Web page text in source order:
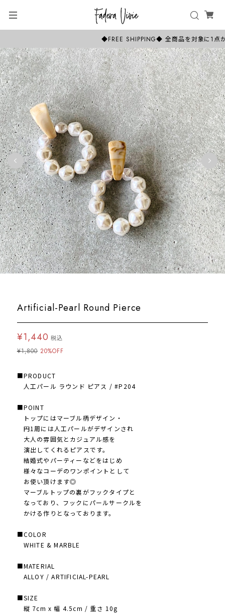
◆FREE SHIPPING◆ 全商品を対象に1点
Artificial-Pearl Round Pierce
¥1,440 税込
¥1,800 20%OFF
■PRODUCT
人工パール ラウンド ピアス / #P204
■POINT
トップにはマーブル柄デザイン・
円1周には人工パールがデザインされ
大人の雰囲気とカジュアル感を
演出してくれるピアスです。
結婚式やパーティーなどをはじめ
様々なコーデのワンポイントとして
お使い頂けます◎
マーブルトップの裏がフックタイプと
なっており、フックにパールサークルを
かける作りとなっております。
■COLOR
WHITE & MARBLE
■MATERIAL
ALLOY / ARTIFICIAL-PEARL
■SIZE
縦 7cm x 幅 4.5cm / 重さ 10g